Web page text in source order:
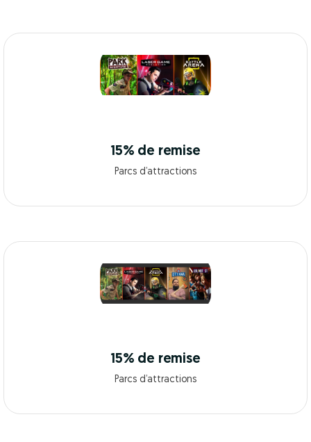
15% de remise
Parcs d’attractions
15% de remise
Parcs d’attractions